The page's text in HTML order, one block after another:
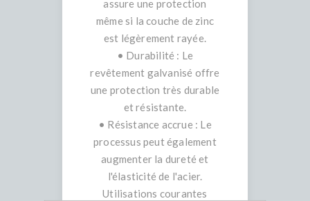
assure une protection
même si la couche de zinc
est légèrement rayée.
• Durabilité : Le
revêtement galvanisé offre
une protection très durable
et résistante.
• Résistance accrue : Le
processus peut également
augmenter la dureté et
l'élasticité de l'acier.
Utilisations courantes